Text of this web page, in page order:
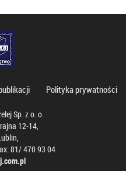
Polityka prywatności
Sp. z o. o.
12-14,
81/ 470 93 04